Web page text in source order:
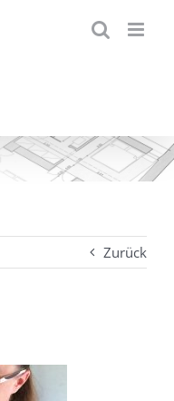
Zurück